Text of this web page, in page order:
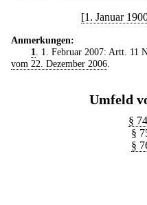
[1. Januar
Anmerkungen:
1
. 1. Februar 2007: Artt. 11
vom 22. Dezember 2006
Umfeld
§
§
§